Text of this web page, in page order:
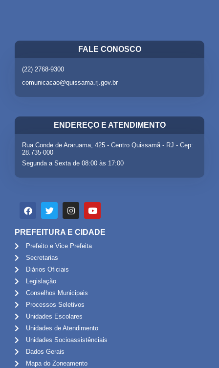
FALE CONOSCO
(22) 2768-9300
comunicacao@quissama.rj.gov.br
ENDEREÇO E ATENDIMENTO
Rua Conde de Araruama, 425 - Centro Quissamã - RJ - Cep:
28.735-000
Segunda a Sexta de 08:00 às 17:00
PREFEITURA E CIDADE
Prefeito e Vice Prefeita
Secretarias
Diários Oficiais
Legislação
Conselhos Municipais
Processos Seletivos
Unidades Escolares
Unidades de Atendimento
Unidades Socioassistênciais
Dados Gerais
Mapa do Zoneamento